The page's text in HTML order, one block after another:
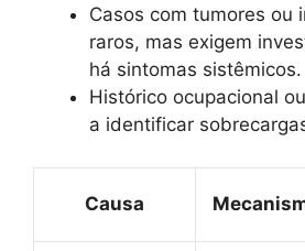
Casos com tumores ou
raros, mas exigem
há sintomas sistêmicos.
Histórico ocupacional
a identificar
Causa